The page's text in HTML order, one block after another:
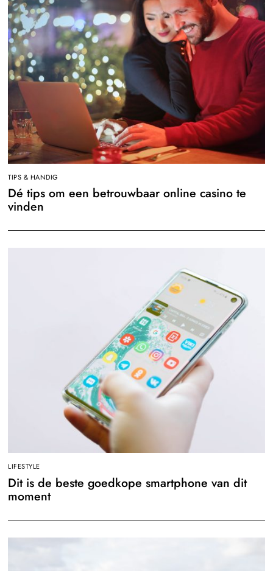
TIPS & HANDIG
Dé tips om een betrouwbaar online casino te
vinden
LIFESTYLE
Dit is de beste goedkope smartphone van dit
moment